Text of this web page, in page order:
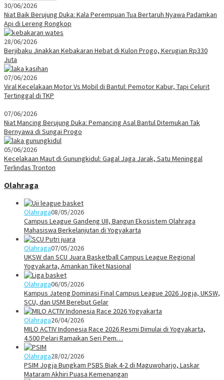
30/06/2026
Niat Baik Berujung Duka: Kala Perempuan Tua Bertaruh Nyawa Padamkan
Api di Lereng Rongkop
28/06/2026
Berjibaku Jinakkan Kebakaran Hebat di Kulon Progo, Kerugian Rp330
Juta
07/06/2026
Viral Kecelakaan Motor Vs Mobil di Bantul: Pemotor Kabur, Tapi Celurit
Tertinggal di TKP
07/06/2026
Niat Mancing Berujung Duka: Pemancing Asal Bantul Ditemukan Tak
Bernyawa di Sungai Progo
05/06/2026
Kecelakaan Maut di Gunungkidul: Gagal Jaga Jarak, Satu Meninggal
Terlindas Tronton
Olahraga
Olahraga08/05/2026
Campus League Gandeng UII, Bangun Ekosistem Olahraga
Mahasiswa Berkelanjutan di Yogyakarta
Olahraga07/05/2026
UKSW dan SCU Juara Basketball Campus League Regional
Yogyakarta, Amankan Tiket Nasional
Olahraga06/05/2026
Kampus Jateng Dominasi Final Campus League 2026 Jogja, UKSW,
SCU, dan USM Berebut Gelar
Olahraga26/04/2026
MILO ACTIV Indonesia Race 2026 Resmi Dimulai di Yogyakarta,
4.500 Pelari Ramaikan Seri Pem…
Olahraga28/02/2026
PSIM Jogja Bungkam PSBS Biak 4-2 di Maguwoharjo, Laskar
Mataram Akhiri Puasa Kemenangan